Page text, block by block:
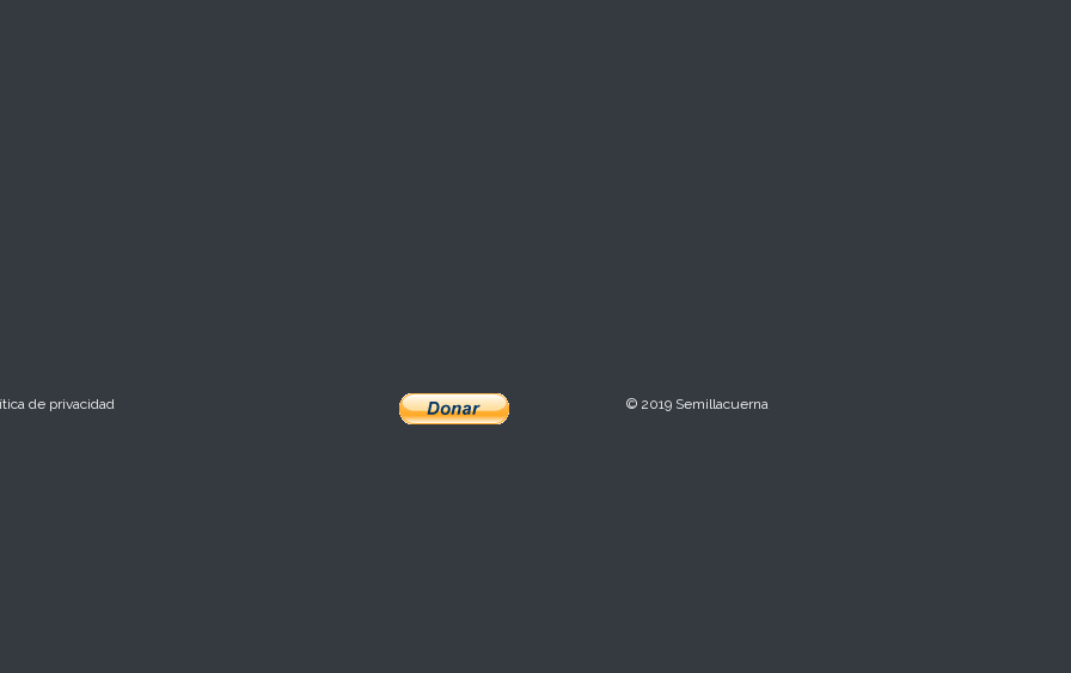
de privacidad © 2019 Semillacuerna